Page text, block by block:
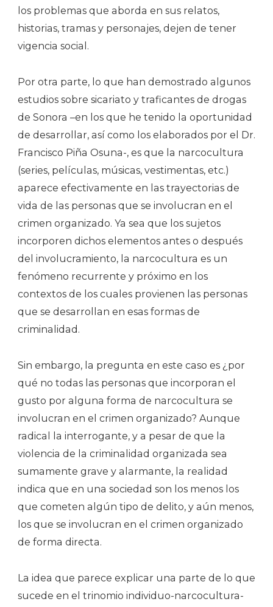
los problemas que aborda en sus relatos,
historias, tramas y personajes, dejen de tener
vigencia social.
Por otra parte, lo que han demostrado algunos
estudios sobre sicariato y traficantes de drogas
de Sonora –en los que he tenido la oportunidad
de desarrollar, así como los elaborados por el Dr.
Francisco Piña Osuna-, es que la narcocultura
(series, películas, músicas, vestimentas, etc.)
aparece efectivamente en las trayectorias de
vida de las personas que se involucran en el
crimen organizado. Ya sea que los sujetos
incorporen dichos elementos antes o después
del involucramiento, la narcocultura es un
fenómeno recurrente y próximo en los
contextos de los cuales provienen las personas
que se desarrollan en esas formas de
criminalidad.
Sin embargo, la pregunta en este caso es ¿por
qué no todas las personas que incorporan el
gusto por alguna forma de narcocultura se
involucran en el crimen organizado? Aunque
radical la interrogante, y a pesar de que la
violencia de la criminalidad organizada sea
sumamente grave y alarmante, la realidad
indica que en una sociedad son los menos los
que cometen algún tipo de delito, y aún menos,
los que se involucran en el crimen organizado
de forma directa.
La idea que parece explicar una parte de lo que
sucede en el trinomio individuo-narcocultura-